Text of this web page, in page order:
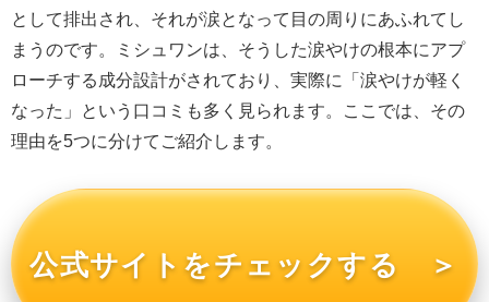
として排出され、それが涙となって目の周りにあふれてし
まうのです。ミシュワンは、そうした涙やけの根本にアプ
ローチする成分設計がされており、実際に「涙やけが軽く
なった」という口コミも多く見られます。ここでは、その
理由を5つに分けてご紹介します。
公式サイトをチェックする ＞